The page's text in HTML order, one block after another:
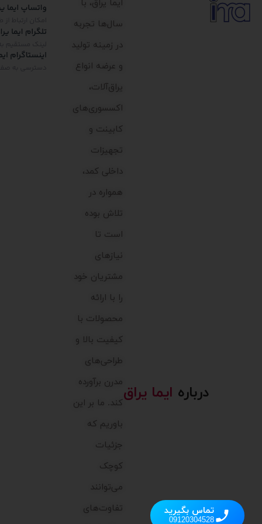
درباره ایما یراق
ایما یراق، با
سال‌ها تجربه
در زمینه تولید
و عرضه انواع
یراق‌آلات،
اکسسوری‌های
کابینت و
تجهیزات
داخلی کمد،
همواره در
تلاش بوده
است تا
نیازهای
مشتریان خود
را با ارائه
محصولات با
کیفیت بالا و
طراحی‌های
مدرن برآورده
کند. ما بر این
باوریم که
جزئیات
کوچک
می‌توانند
تفاوت‌های
تماس بگیرید
09120304528